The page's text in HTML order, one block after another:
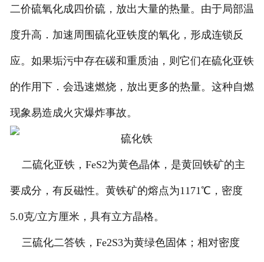
二价硫氧化成四价硫，放出大量的热量。由于局部温
度升高．加速周围硫化亚铁度的氧化，形成连锁反
应。如果垢污中存在碳和重质油，则它们在硫化亚铁
的作用下．会迅速燃烧，放出更多的热量。这种自燃
现象易造成火灾爆炸事故。
二硫化亚铁，FeS2为黄色晶体，是黄回铁矿的主
要成分，有反磁性。黄铁矿的熔点为1171℃，密度
5.0克/立方厘米，具有立方晶格。
三硫化二答铁，Fe2S3为黄绿色固体；相对密度